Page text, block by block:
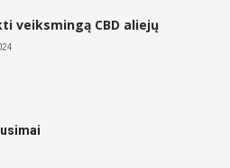
veiksmingą CBD aliejų